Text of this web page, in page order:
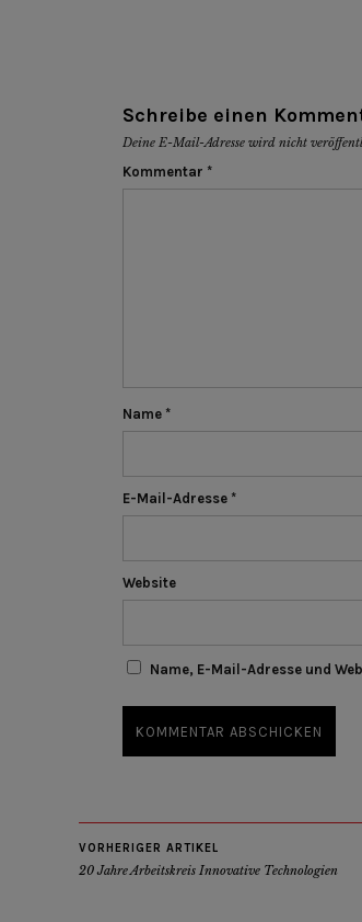
Schreibe einen
Deine E-Mail-Adresse wird nicht
Kommentar *
Name *
E-Mail-Adresse *
Website
Name, E-Mail-Adresse und
VORHERIGER ARTIKEL
20 Jahre Arbeitskreis Innovative Technologien